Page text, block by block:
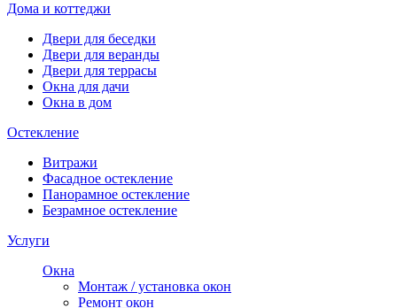
Дома и коттеджи
Двери для беседки
Двери для веранды
Двери для террасы
Окна для дачи
Окна в дом
Остекление
Витражи
Фасадное остекление
Панорамное остекление
Безрамное остекление
Услуги
Окна
Монтаж / установка окон
Ремонт окон